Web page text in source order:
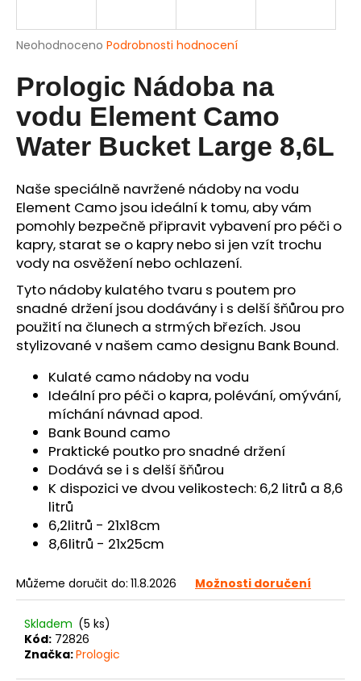
Průměrné
produktu
je
z
5
hvězdiček.
Neohodnoceno Podrobnosti hodnocení
Prologic Nádoba na
vodu Element Camo
Water Bucket Large 8,6L
Naše speciálně navržené nádoby na vodu
Element Camo jsou ideální k tomu, aby vám
pomohly bezpečně připravit vybavení pro péči o
kapry, starat se o kapry nebo si jen vzít trochu
vody na osvěžení nebo ochlazení.
Tyto nádoby kulatého tvaru s poutem pro
snadné držení jsou dodávány i s delší šňůrou pro
použití na člunech a strmých březích. Jsou
stylizované v našem camo designu Bank Bound.
Kulaté camo nádoby na vodu
Ideální pro péči o kapra, polévání, omývání,
míchání návnad apod.
Bank Bound camo
Praktické poutko pro snadné držení
Dodává se i s delší šňůrou
K dispozici ve dvou velikostech: 6,2 litrů a 8,6
litrů
6,2litrů - 21x18cm
8,6litrů - 21x25cm
Můžeme doručit do: 11.8.2026 Možnosti doručení
Skladem (5 ks)
Kód: 72826
Značka:Prologic
j
t
HLEDAT
D
p
o
r
u